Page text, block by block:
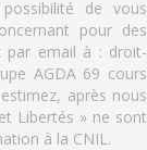
de vous
pour des
par email à : droit-
AGDA 69 cours
estimez, après nous
Libertés » ne sont
à la CNIL.